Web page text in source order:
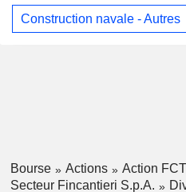
Construction navale - Autres
Bourse Actions
Action FCT
Secteur Fincantieri S.p.A.